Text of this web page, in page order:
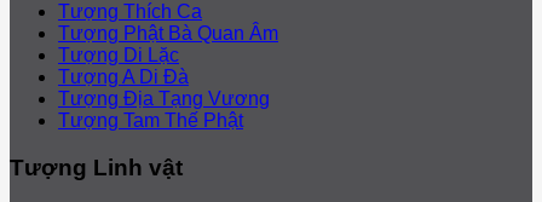
Tượng Thích Ca
Tượng Phật Bà Quan Âm
Tượng Di Lặc
Tượng A Di Đà
Tượng Địa Tạng Vương
Tượng Tam Thế Phật
Tượng Linh vật